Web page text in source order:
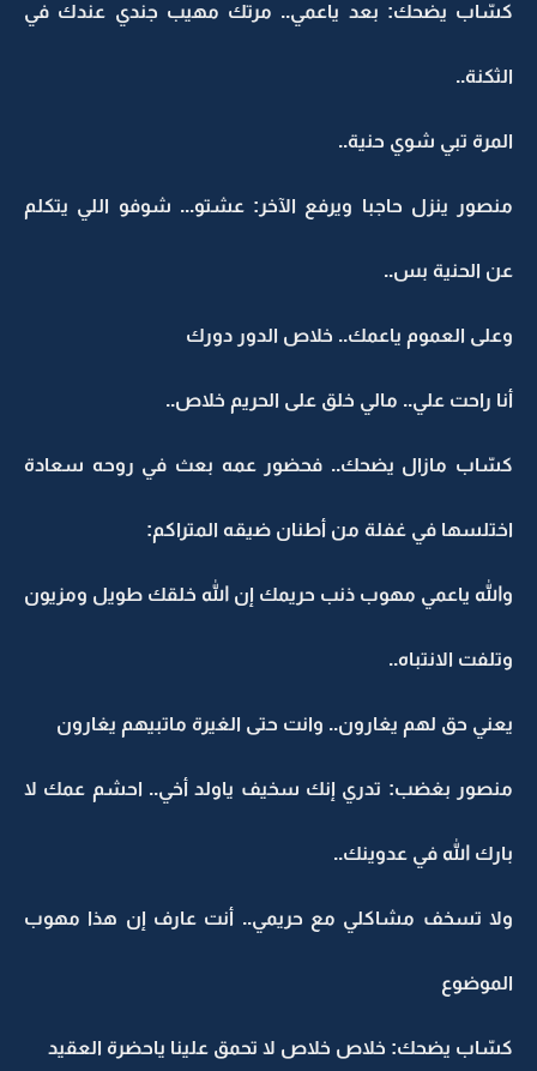
كسّاب يضحك: بعد ياعمي.. مرتك مهيب جندي عندك في
الثكنة..
المرة تبي شوي حنية..
منصور ينزل حاجبا ويرفع الآخر: عشتو... شوفو اللي يتكلم
عن الحنية بس..
وعلى العموم ياعمك.. خلاص الدور دورك
أنا راحت علي.. مالي خلق على الحريم خلاص..
كسّاب مازال يضحك.. فحضور عمه بعث في روحه سعادة
اختلسها في غفلة من أطنان ضيقه المتراكم:
والله ياعمي مهوب ذنب حريمك إن الله خلقك طويل ومزيون
وتلفت الانتباه..
يعني حق لهم يغارون.. وانت حتى الغيرة ماتبيهم يغارون
منصور بغضب: تدري إنك سخيف ياولد أخي.. احشم عمك لا
بارك الله في عدوينك..
ولا تسخف مشاكلي مع حريمي.. أنت عارف إن هذا مهوب
الموضوع
كسّاب يضحك: خلاص خلاص لا تحمق علينا ياحضرة العقيد